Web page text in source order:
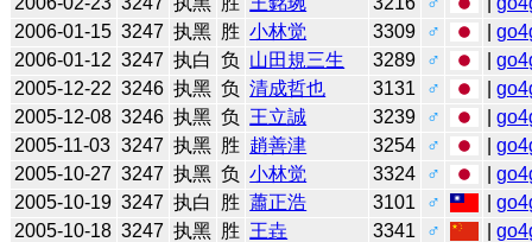
2006-01-15 3247 执黑 胜 小林觉 3309 ♂ |
2006-01-12 3247 执白 负 山田規三生 3289 ♂ |
2005-12-22 3246 执黑 负 清成哲也 3131 ♂ |
2005-12-08 3246 执黑 负 王立誠 3239 ♂ |
2005-11-03 3247 执黑 胜 趙善津 3254 ♂ |
2005-10-27 3247 执黑 负 小林觉 3324 ♂ |
2005-10-19 3247 执白 胜 蕭正浩 3101 ♂ |
2005-10-18 3247 执黑 胜 王垚 3341 ♂ |